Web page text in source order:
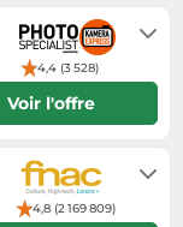
4,4 (3 528)
Voir l'offre
4,8 (2 169 809)